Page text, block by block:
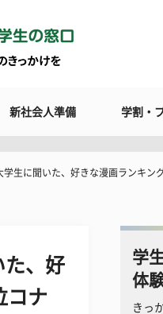
新社会人準備 学割・
学生に聞いた、好きな漫画ランキ
た、好
コナ
学
体
きっ